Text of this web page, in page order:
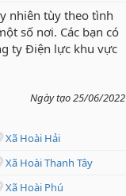
nhiên tùy theo tình
số nơi. Các bạn có
ty Điện lực khu vực
Ngày tạo 25/06/2022
Xã Hoài Hải
Xã Hoài Thanh Tây
Xã Hoài Phú